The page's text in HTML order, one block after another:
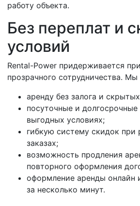
работу объекта.
Без переплат и
условий
Rental-Power придерживается
прозрачного сотрудничества. Мы
аренду без залога и
посуточные и
выгодных условиях;
гибкую систему скидок при
заказах;
возможность продления
повторного оформления
оформление аренды онлайн
за несколько минут.